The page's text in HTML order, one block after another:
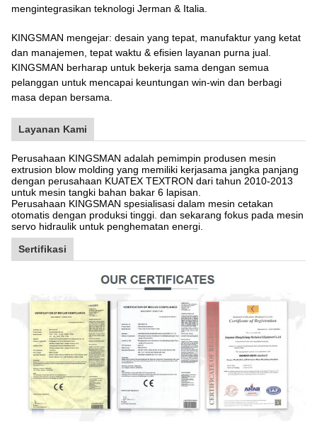
mengintegrasikan teknologi Jerman & Italia.
KINGSMAN mengejar: desain yang tepat, manufaktur yang ketat
dan manajemen, tepat waktu & efisien layanan purna jual.
KINGSMAN berharap untuk bekerja sama dengan semua
pelanggan untuk mencapai keuntungan win-win dan berbagi
masa depan bersama.
Layanan Kami
Perusahaan KINGSMAN adalah pemimpin produsen mesin
extrusion blow molding yang memiliki kerjasama jangka panjang
dengan perusahaan KUATEX TEXTRON dari tahun 2010-2013
untuk mesin tangki bahan bakar 6 lapisan.
Perusahaan KINGSMAN spesialisasi dalam mesin cetakan
otomatis dengan produksi tinggi. dan sekarang fokus pada mesin
servo hidraulik untuk penghematan energi.
Sertifikasi